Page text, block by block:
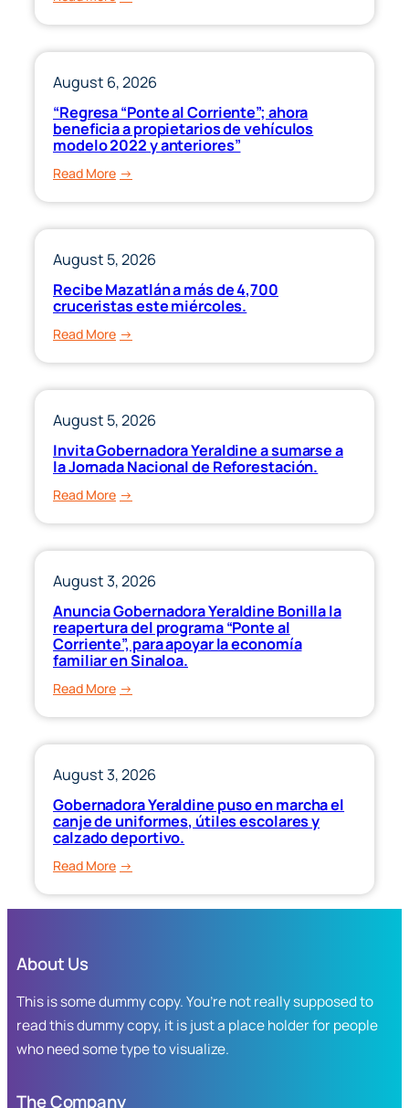
clave
para
atención
médica
y
de
urgencias
eficiente
en
Sinaloa.
August 6, 2026
“Regresa “Ponte al Corriente”; ahora
beneficia a propietarios de vehículos
modelo 2022 y anteriores”
Read More:
al
Corriente”;
beneficia
a
propietarios
de
2022
y
anteriores”
August 5, 2026
Recibe Mazatlán a más de 4,700
cruceristas este miércoles.
Read More:
a
más
4,700
cruceristas
este
miércoles.
August 5, 2026
Invita Gobernadora Yeraldine a sumarse a
la Jornada Nacional de Reforestación.
Read More:
Yeraldine
a
la
Jornada
Nacional
Reforestación.
August 3, 2026
Anuncia Gobernadora Yeraldine Bonilla la
reapertura del programa “Ponte al
Corriente”, para apoyar la economía
familiar en Sinaloa.
Read More:
Yeraldine
Bonilla
reapertura
del
“Ponte
al
economía
familiar
en
August 3, 2026
Gobernadora Yeraldine puso en marcha el
canje de uniformes, útiles escolares y
calzado deportivo.
Read More:
Yeraldine
canje
de
uniformes,
escolares
About Us
This is some dummy copy. You’re not really supposed to
read this dummy copy, it is just a place holder for people
who need some type to visualize.
The Company